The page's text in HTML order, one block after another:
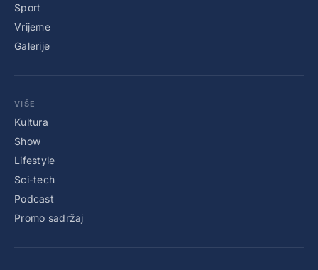
Sport
Vrijeme
Galerije
VIŠE
Kultura
Show
Lifestyle
Sci-tech
Podcast
Promo sadržaj